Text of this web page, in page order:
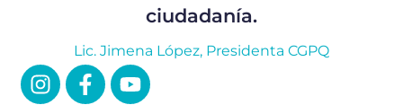
ciudadanía.
Lic. Jimena López, Presidenta CGPQ